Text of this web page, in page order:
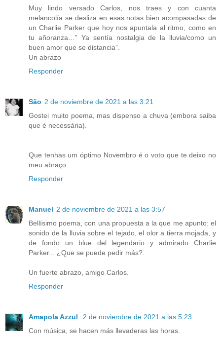
Muy lindo versado Carlos, nos traes y con cuanta
melancolía se desliza en esas notas bien acompasadas de
un Charlie Parker que hoy nos apuntala al ritmo, como en
tu añoranza…” Ya sentía nostalgia de la lluvia/como un
buen amor que se distancia”.
Un abrazo
Responder
São 2 de noviembre de 2021 a las 3:21
Gostei muito poema, mas dispenso a chuva (embora saiba
que é necessária).
Que tenhas um óptimo Novembro é o voto que te deixo no
meu abraço.
Responder
Manuel 2 de noviembre de 2021 a las 3:57
Bellísimo poema, con una propuesta a la que me apunto: el
sonido de la lluvia sobre el tejado, el olor a tierra mojada, y
de fondo un blue del legendario y admirado Charlie
Parker... ¿Que se puede pedir más?.
Un fuerte abrazo, amigo Carlos.
Responder
Amapola Azzul
2 de noviembre de 2021 a las 5:23
Con música, se hacen más llevaderas las horas.